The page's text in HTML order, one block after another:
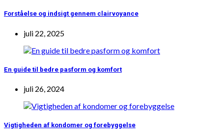
Forståelse og indsigt gennem clairvoyance
juli 22, 2025
En guide til bedre pasform og komfort
juli 26, 2024
Vigtigheden af kondomer og forebyggelse